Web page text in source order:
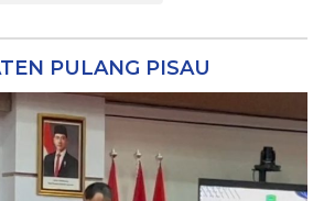
PULANG PISAU